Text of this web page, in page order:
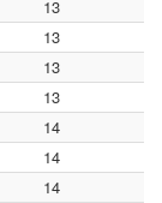
13
13
13
13
14
14
14